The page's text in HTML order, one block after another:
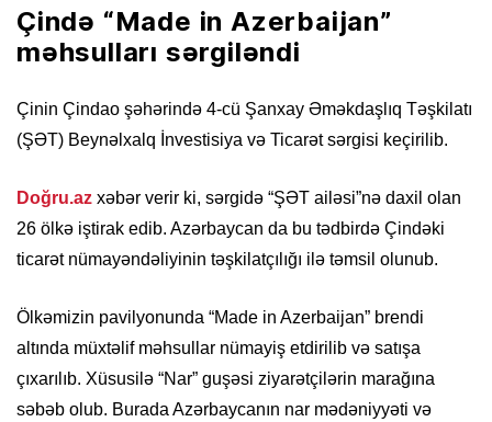
Çində “Made in Azerbaijan”
məhsulları sərgiləndi
Çinin Çindao şəhərində 4-cü Şanxay Əməkdaşlıq Təşkilatı
(ŞƏT) Beynəlxalq İnvestisiya və Ticarət sərgisi keçirilib.
Doğru.az xəbər verir ki, sərgidə “ŞƏT ailəsi”nə daxil olan
26 ölkə iştirak edib. Azərbaycan da bu tədbirdə Çindəki
ticarət nümayəndəliyinin təşkilatçılığı ilə təmsil olunub.
Ölkəmizin pavilyonunda “Made in Azerbaijan” brendi
altında müxtəlif məhsullar nümayiş etdirilib və satışa
çıxarılıb. Xüsusilə “Nar” guşəsi ziyarətçilərin marağına
səbəb olub. Burada Azərbaycanın nar mədəniyyəti və